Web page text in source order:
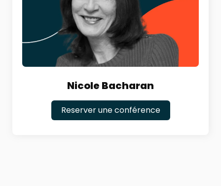
Nicole Bacharan
Reserver une conférence